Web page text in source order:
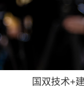
国双技术+